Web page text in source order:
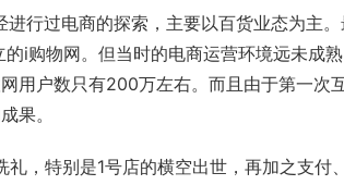
进行过电商的探索，主要以百货业态为主
i购物网。但当时的电商运营环境远未成
用户数只有200万左右。而且由于第一次
果。
礼，特别是1号店的横空出世，再加之支付